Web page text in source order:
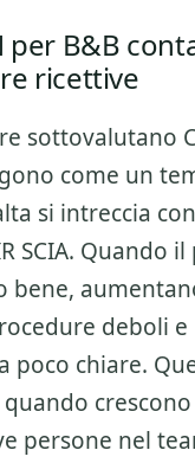
per B&B
ricettive
sottovalutano
come un
si intreccia
SCIA. Quando il
bene,
deboli e
poco chiare.
persone nel